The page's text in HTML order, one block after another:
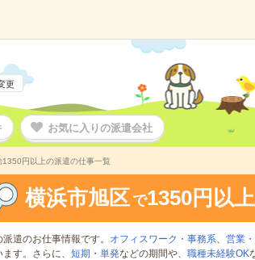
更
お気に入りの派遣会社
1350円以上の派遣の仕事一覧
横浜市旭区 で1350円以上
遣のお仕事情報です。 オフィスワーク・事務系、 営業
ます。さらに、 短期 ・ 単発などの期間や、 職種未経験OK